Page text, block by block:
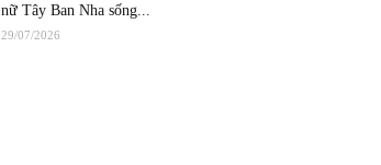
nữ Tây Ban Nha sống...
29/07/2026